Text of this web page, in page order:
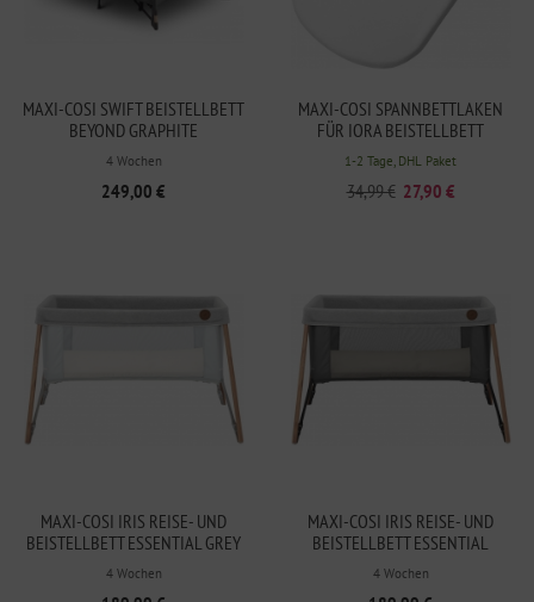
MAXI-COSI SWIFT BEISTELLBETT
BEYOND GRAPHITE
4 Wochen
249,00 €
MAXI-COSI SPANNBETTLAKEN
FÜR IORA BEISTELLBETT
WHITE/GREY
1-2 Tage, DHL Paket
34,99 € 27,90 €
MAXI-COSI IRIS REISE- UND
BEISTELLBETT ESSENTIAL GREY
4 Wochen
MAXI-COSI IRIS REISE- UND
BEISTELLBETT ESSENTIAL
GRAPHITE
4 Wochen